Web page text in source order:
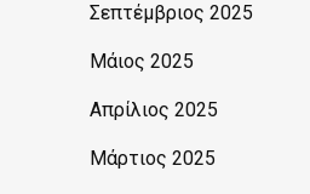
Σεπτέμβριος 2025
Μάιος 2025
Απρίλιος 2025
Μάρτιος 2025